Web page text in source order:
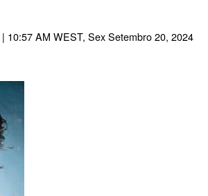
| 10:57 AM WEST, Sex Setembro 20, 2024